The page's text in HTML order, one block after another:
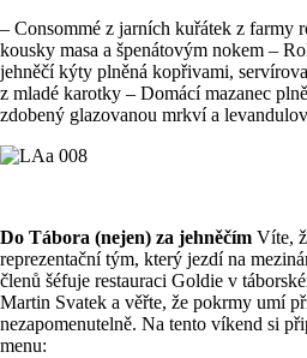
– Consommé z jarních kuřátek z farmy
kousky masa a špenátovým nokem –
jehněčí kýty plněná kopřivami,
z mladé karotky – Domácí mazanec
zdobený glazovanou mrkví a
Do Tábora (nejen) za jehněčím Víte,
reprezentační tým, který jezdí na
členů šéfuje restauraci Goldie v
Martin Svatek a věřte, že pokrmy umí
nezapomenutelně. Na tento víkend si
menu: